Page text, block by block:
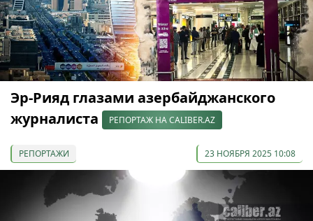
Эр-Рияд глазами азербайджанского
журналиста
РЕПОРТАЖ НА CALIBER.AZ
РЕПОРТАЖИ 23 НОЯБРЯ 2025 10:08